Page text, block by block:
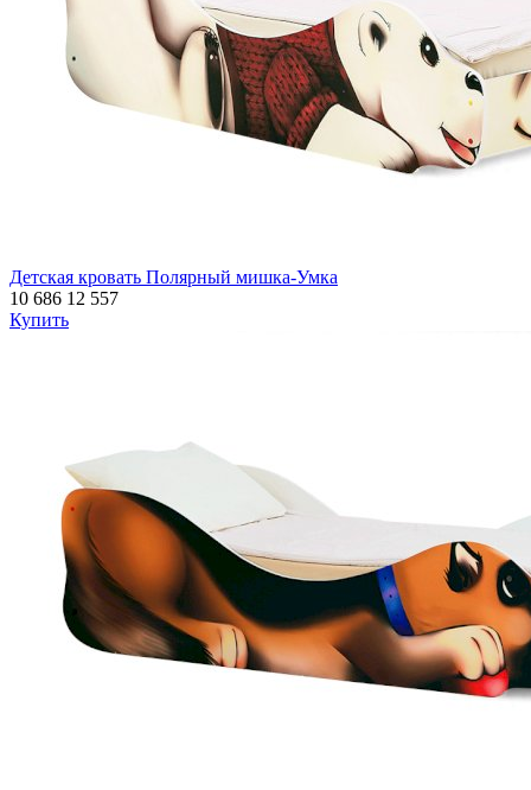
Детская кровать Полярный мишка-Умка
10 686 12 557
Купить